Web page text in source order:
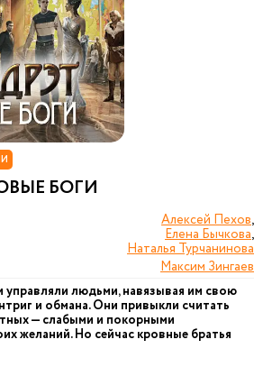
БОГИ
Алексей Пехов,
Елена Бычкова,
Наталья Турчанинова
Максим Зингаев
управляли людьми, навязывая им свою
и обмана. Они привыкли считать
— слабыми и покорными
желаний. Но сейчас кровные братья